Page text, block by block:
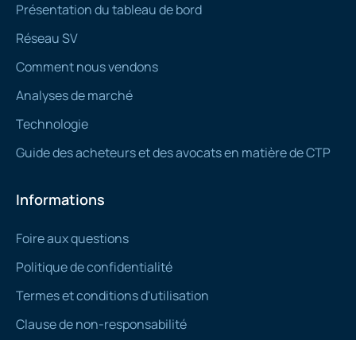
Présentation du tableau de bord
Réseau SV
Comment nous vendons
Analyses de marché
Technologie
Guide des acheteurs et des avocats en matière de CTP
Informations
Foire aux questions
Politique de confidentialité
Termes et conditions d'utilisation
Clause de non-responsabilité